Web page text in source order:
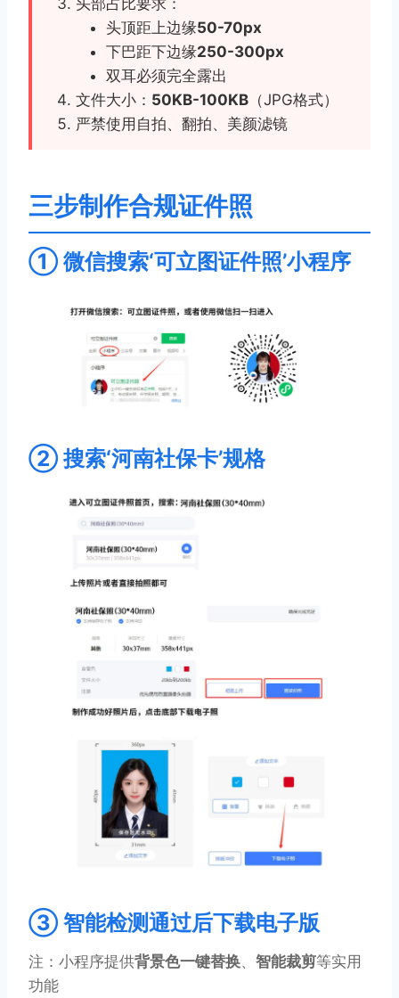
头顶距上边缘50-70px
下巴距下边缘250-300px
双耳必须完全露出
文件大小： 50KB-100KB （JPG格式）
严禁使用自拍、翻拍、美颜滤镜
三步制作合规证件照
① 微信搜索‘可立图证件照’小程序
② 搜索‘河南社保卡’规格
③ 智能检测通过后下载电子版
注：小程序提供背景色一键替换 智能裁剪等实用
功能